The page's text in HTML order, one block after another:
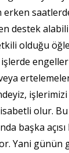
erken
destek
olduğu
olur. Bu
başka
Yani günün